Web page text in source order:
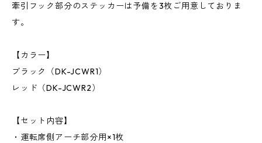
牽引フック部分のステッカーは予備を3枚ご用意しておりま
す。
【カラー】
ブラック（DK-JCWR1）
レッド（DK-JCWR2）
【セット内容】
・運転席側アーチ部分用×1枚